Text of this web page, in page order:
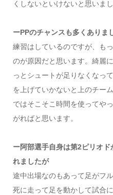
くしないといけないと思いまし
ーPPのチャンスも多くありま
練習はしているのですが、も
のが原因だと思います。綺麗
っとシュートが足りなくなっ
を上げていかないと上のチー
ではそこそこ時間を使ってや
がればと思います。
ー阿部選手自身は第2ピリオ
れましたが
途中出場なのもあって足がフ
死に走って足を動かして試合